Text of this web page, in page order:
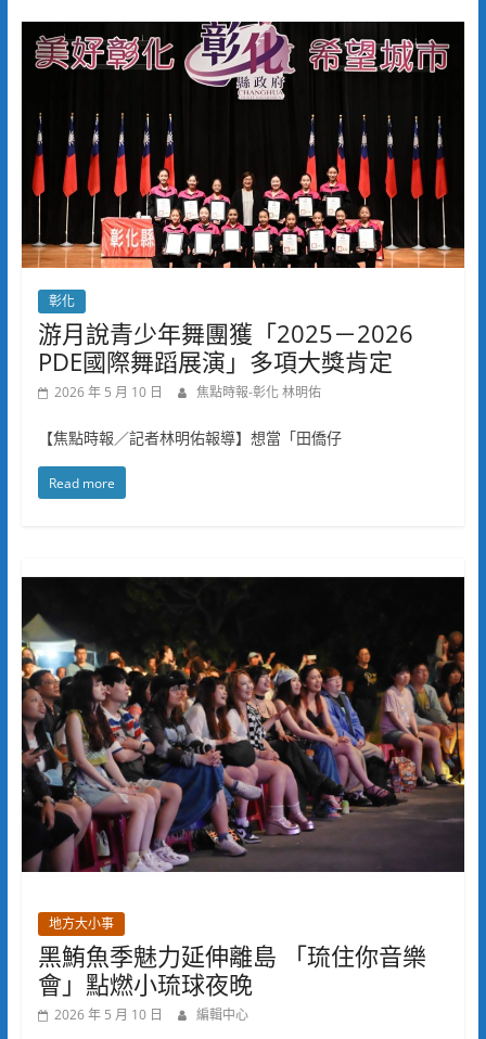
彰化
游月說青少年舞團獲「2025－2026
PDE國際舞蹈展演」多項大獎肯定
2026 年 5 月 10 日 焦點時報-彰化 林明佑
【焦點時報／記者林明佑報導】想當「田僑仔
Read more
地方大小事
黑鮪魚季魅力延伸離島 「琉住你音樂
會」點燃小琉球夜晚
2026 年 5 月 10 日 編輯中心